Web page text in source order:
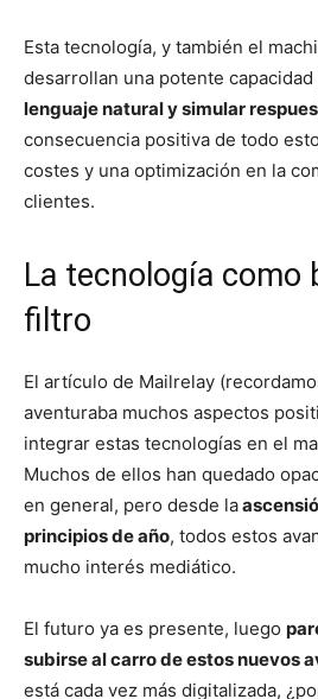
Esta tecnología, y también el
desarrollan una potente capacidad
lenguaje natural y simular
consecuencia positiva de todo
costes y una optimización en la
clientes.
La tecnología como
filtro
El artículo de Mailrelay
aventuraba muchos aspectos
integrar estas tecnologías en el
Muchos de ellos han quedado
en general, pero desde la
principios de año, todos estos
mucho interés mediático.
El futuro ya es presente, luego
subirse al carro de estos nuevos
está cada vez más digitalizada,